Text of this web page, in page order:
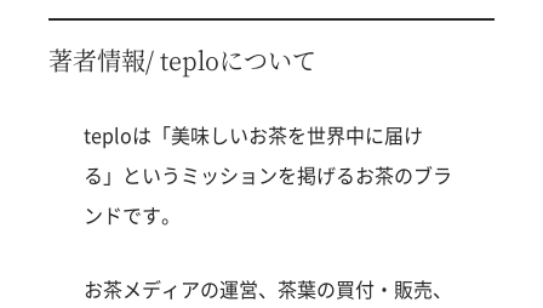
著者情報/ teploについて
teploは「美味しいお茶を世界中に届け
る」というミッションを掲げるお茶のブラ
ンドです。
お茶メディアの運営、茶葉の買付・販売、